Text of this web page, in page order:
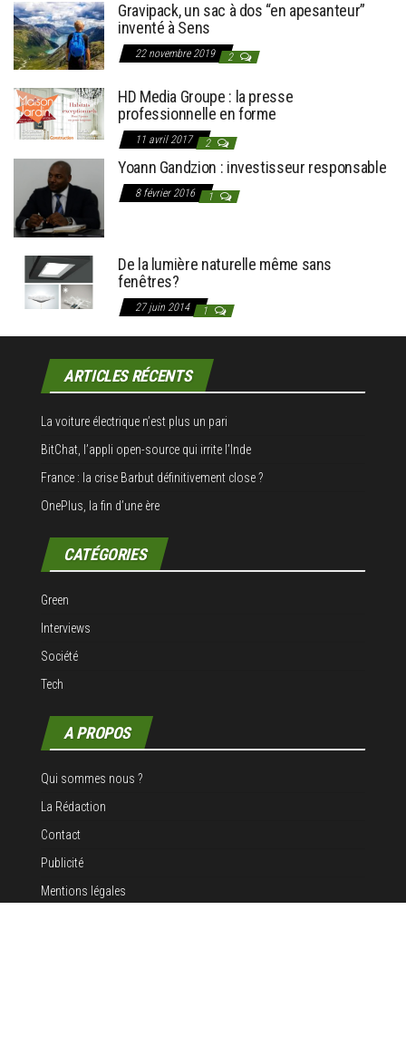
Gravipack, un sac à dos “en apesanteur”
inventé à Sens
22 novembre 2019 2
HD Media Groupe : la presse
professionnelle en forme
11 avril 2017 2
Yoann Gandzion : investisseur responsable
8 février 2016 1
De la lumière naturelle même sans
fenêtres?
27 juin 2014 1
ARTICLES RÉCENTS
La voiture électrique n’est plus un pari
BitChat, l’appli open-source qui irrite l’Inde
France : la crise Barbut définitivement close ?
OnePlus, la fin d’une ère
CATÉGORIES
Green
Interviews
Société
Tech
A PROPOS
Qui sommes nous ?
La Rédaction
Contact
Publicité
Mentions légales